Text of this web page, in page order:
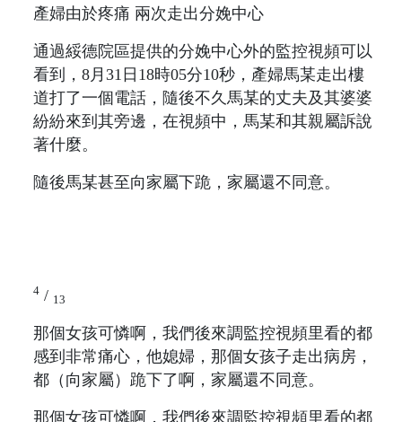
產婦由於疼痛 兩次走出分娩中心
通過綏德院區提供的分娩中心外的監控視頻可以
看到，8月31日18時05分10秒，產婦馬某走出樓
道打了一個電話，隨後不久馬某的丈夫及其婆婆
紛紛來到其旁邊，在視頻中，馬某和其親屬訴說
著什麼。
隨後馬某甚至向家屬下跪，家屬還不同意。
4 / 13
那個女孩可憐啊，我們後來調監控視頻里看的都
感到非常痛心，他媳婦，那個女孩子走出病房，
都（向家屬）跪下了啊，家屬還不同意。
那個女孩可憐啊，我們後來調監控視頻里看的都